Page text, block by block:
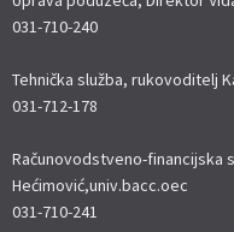
031-710-240
Tehnička služba, rukovoditelj
031-712-178
Računovodstveno-financijska
Hećimović,univ.bacc.oec
031-710-241